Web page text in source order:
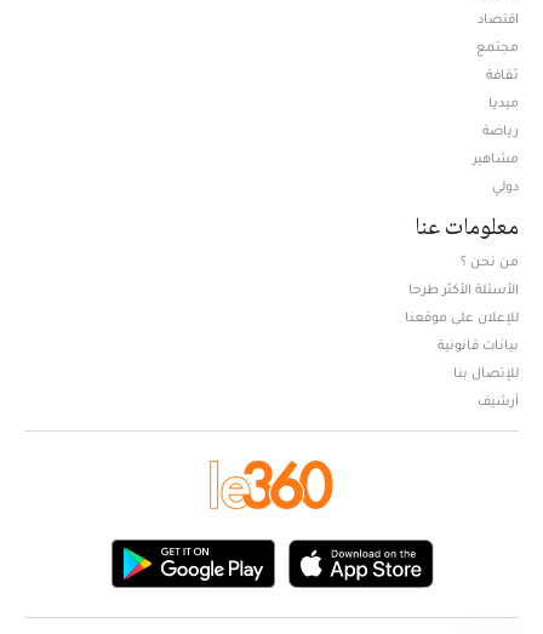
اقتصاد
مجتمع
ثقافة
ميديا
رياضة
مشاهير
دولي
معلومات عنا
من نحن ؟
الأسئلة الأكثر طرحا
للإعلان على موقعنا
بيانات قانونية
للإتصال بنا
أرشيف